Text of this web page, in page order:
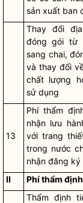
sản xuất ban
Thay đổi
đóng gói từ
sang chai,
và thay đổi
chất lượng
sử dụng
13
Phí thẩm
nhận lưu
với trang
trong nước
nhận đăng ký
II Phí thẩm
Thẩm định